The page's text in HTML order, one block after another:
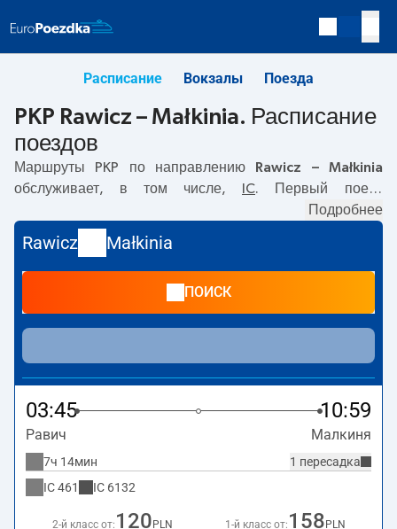
Расписание Вокзалы Поезда
PKP Rawicz – Małkinia. Расписание
поездов
Маршруты PKP по направлению
Rawicz – Małkinia
обслуживает, в том числе,
IC. Первый поезд
Rawicz– Małkiniaтакже курсируют другие поезда:
предлагают более низкую цену билета и, как правило,
более долгое время в пути. Поезд заканчивает маршрут
на станции Małkinia.
Подробнее
Rawicz Małkinia
ПОИСК
03:45 10:59
Равич Малкиня
1 пересадка
7ч 14мин
IC461 IC 6132
2-й класс от: 120 PLN 1-й класс от: 158 PLN